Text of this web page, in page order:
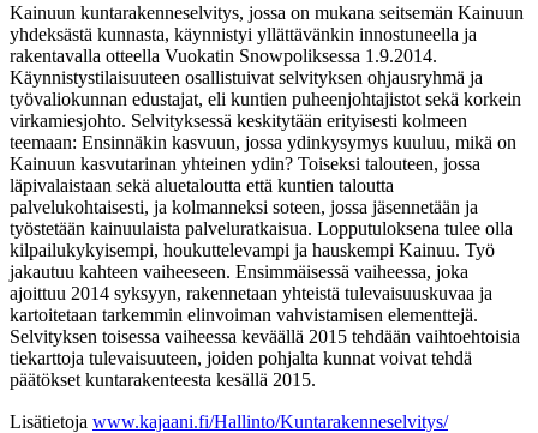
Kainuun kuntarakenneselvitys, jossa on mukana seitsemän Kainuun
yhdeksästä kunnasta, käynnistyi yllättävänkin innostuneella ja
rakentavalla otteella Vuokatin Snowpoliksessa 1.9.2014.
Käynnistystilaisuuteen osallistuivat selvityksen ohjausryhmä ja
työvaliokunnan edustajat, eli kuntien puheenjohtajistot sekä korkein
virkamiesjohto. Selvityksessä keskitytään erityisesti kolmeen
teemaan: Ensinnäkin kasvuun, jossa ydinkysymys kuuluu, mikä on
Kainuun kasvutarinan yhteinen ydin? Toiseksi talouteen, jossa
läpivalaistaan sekä aluetaloutta että kuntien taloutta
palvelukohtaisesti, ja kolmanneksi soteen, jossa jäsennetään ja
työstetään kainuulaista palveluratkaisua. Lopputuloksena tulee olla
kilpailukykyisempi, houkuttelevampi ja hauskempi Kainuu. Työ
jakautuu kahteen vaiheeseen. Ensimmäisessä vaiheessa, joka
ajoittuu 2014 syksyyn, rakennetaan yhteistä tulevaisuuskuvaa ja
kartoitetaan tarkemmin elinvoiman vahvistamisen elementtejä.
Selvityksen toisessa vaiheessa keväällä 2015 tehdään vaihtoehtoisia
tiekarttoja tulevaisuuteen, joiden pohjalta kunnat voivat tehdä
päätökset kuntarakenteesta kesällä 2015.
Lisätietoja www.kajaani.fi/Hallinto/Kuntarakenneselvitys/